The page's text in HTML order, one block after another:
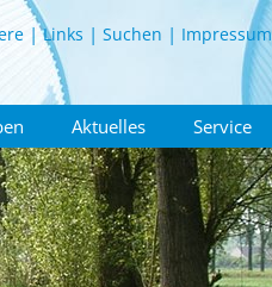
Links Suchen Impressum
Aktuelles Service